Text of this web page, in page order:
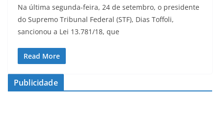
Na última segunda-feira, 24 de setembro, o presidente
do Supremo Tribunal Federal (STF), Dias Toffoli,
sancionou a Lei 13.781/18, que
Read More
Publicidade